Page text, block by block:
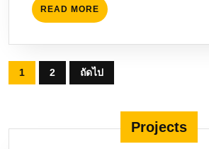
READ MORE READ
MORE
Posts
pagination
1 2 ถัดไป
Projects